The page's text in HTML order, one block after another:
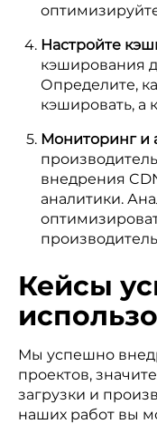
Настройте
кэширования
Определите,
кэшировать, а
Мониторинг и
внедрения
аналитики.
Кейсы
Мы успешно
проектов,
загрузки и
наших работ вы